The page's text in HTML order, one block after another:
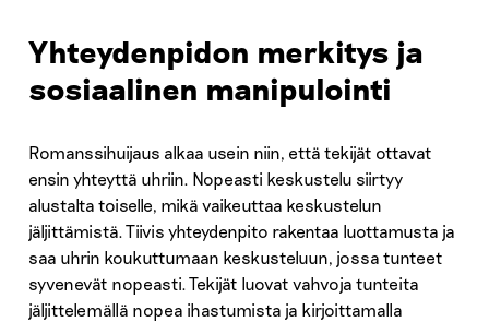
Yhteydenpidon merkitys ja
sosiaalinen manipulointi
Romanssihuijaus alkaa usein niin, että tekijät ottavat
ensin yhteyttä uhriin. Nopeasti keskustelu siirtyy
alustalta toiselle, mikä vaikeuttaa keskustelun
jäljittämistä. Tiivis yhteydenpito rakentaa luottamusta ja
saa uhrin koukuttumaan keskusteluun, jossa tunteet
syvenevät nopeasti. Tekijät luovat vahvoja tunteita
jäljittelemällä nopea ihastumista ja kirjoittamalla